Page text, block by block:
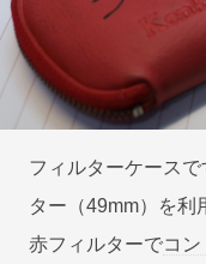
フィルターケース
ター（49mm）を利
赤フィルターでコン